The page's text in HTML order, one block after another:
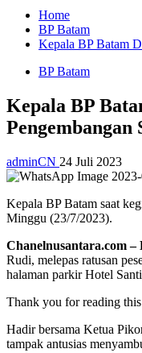
Home
BP Batam
Kepala BP Batam
BP Batam
Kepala BP
adminCN 24 Juli 2023
Kepala BP Batam saat
Minggu (23/7/2023).
Chanelnusantara.com –
Rudi, melepas ratusan
halaman parkir Hotel
Thank you for reading
Hadir bersama Ketua
tampak antusias